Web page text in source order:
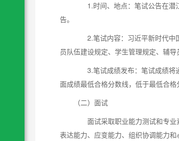
1.时间、地点：笔试公告在潜
告。
2.笔试内容：习近平新时代中
员队伍建设规定、学生管理规定、辅导
3.笔试成绩发布：笔试成绩将
面成绩最低合格分数线，低于最低合格
（二）面试
面试采取职业能力测试和专业
表达能力、应变能力、组织协调能力和